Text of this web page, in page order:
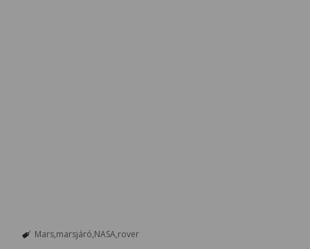
Mars marsjáró NASA rover